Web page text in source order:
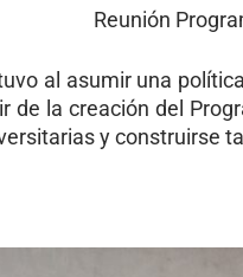
Reunión
al asumir una
de la creación del
y construirse